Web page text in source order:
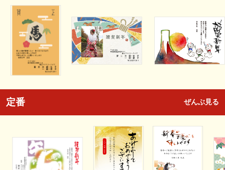
定番 ぜんぶ見る